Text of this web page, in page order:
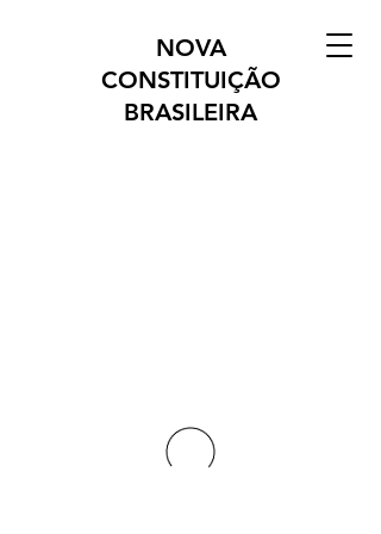
NOVA
CONSTITUIÇÃO
BRASILEIRA